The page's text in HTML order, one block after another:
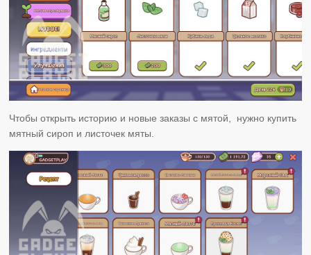
Чтобы открыть историю и новые заказы с мятой, нужно купить
мятный сироп и листочек мяты.